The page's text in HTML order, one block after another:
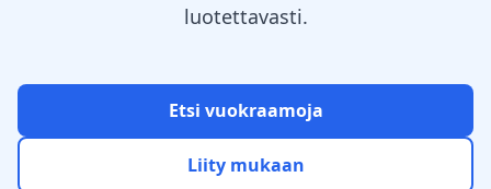
luotettavasti.
Etsi vuokraamoja
Liity mukaan